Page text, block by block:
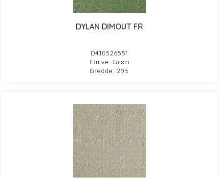
DYLAN DIMOUT FR
D410526551
Farve: Grøn
Bredde: 295